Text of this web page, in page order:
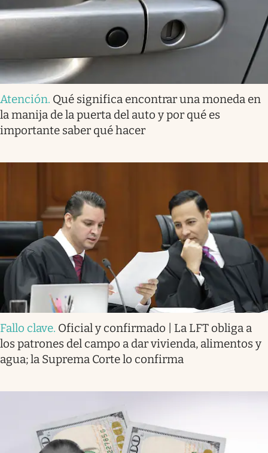
Atención. Qué significa encontrar una moneda en
la manija de la puerta del auto y por qué es
importante saber qué hacer
Fallo clave. Oficial y confirmado | La LFT obliga a
los patrones del campo a dar vivienda, alimentos y
agua; la Suprema Corte lo confirma